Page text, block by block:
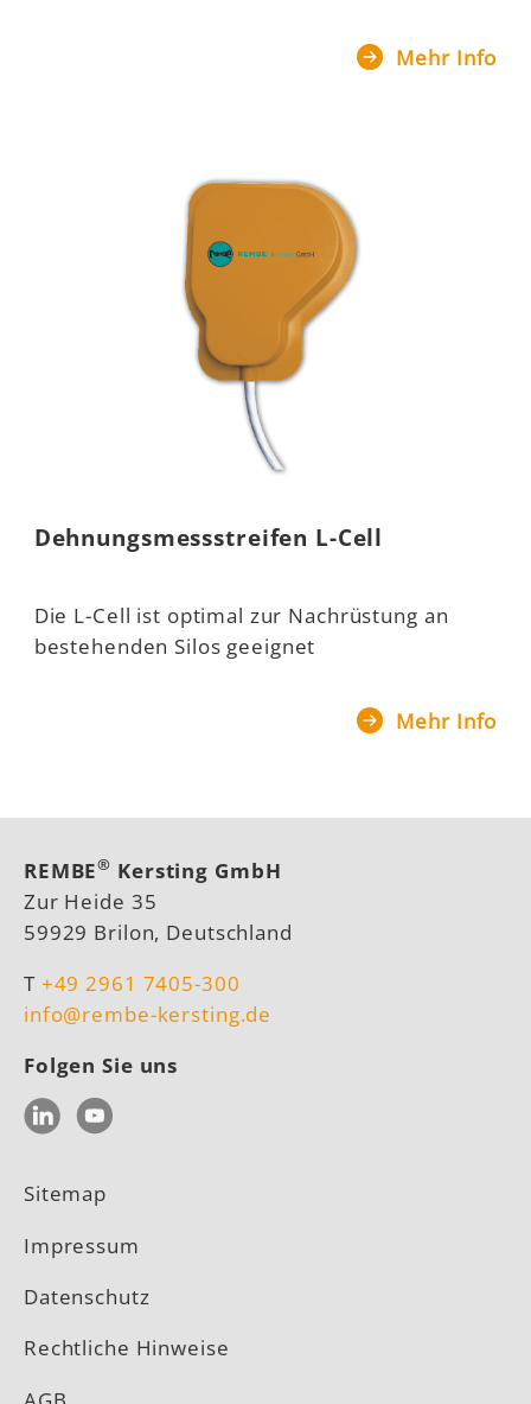
Mehr Info
Dehnungsmessstreifen L-Cell
Die L-Cell ist optimal zur Nachrüstung an
bestehenden Silos geeignet
Mehr Info
REMBE® Kersting GmbH
Zur Heide 35
59929 Brilon, Deutschland
T +49 2961 7405-300
info@rembe-kersting.de
Folgen Sie uns
LinkedInYouTube
Sitemap
Impressum
Datenschutz
Rechtliche Hinweise